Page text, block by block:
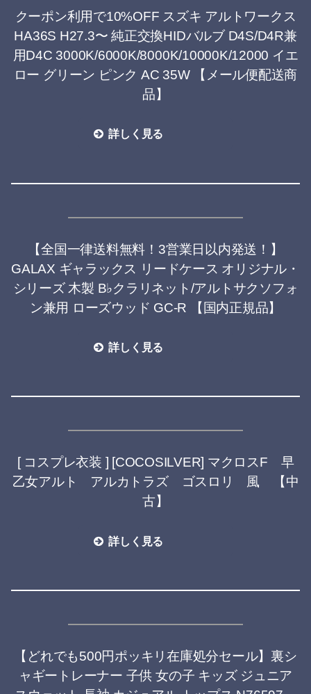
クーポン利用で10%OFF スズキ アルトワークス
HA36S H27.3〜 純正交換HIDバルブ D4S/D4R兼
用D4C 3000K/6000K/8000K/10000K/12000 イエ
ロー グリーン ピンク AC 35W 【メール便配送商
品】
詳しく見る
【全国一律送料無料！3営業日以内発送！】
GALAX ギャラックス リードケース オリジナル・
シリーズ 木製 B♭クラリネット/アルトサクソフォ
ン兼用 ローズウッド GC-R 【国内正規品】
詳しく見る
[ コスプレ衣装 ] [COCOSILVER] マクロスF 早
乙女アルト アルカトラズ ゴスロリ 風 【中
古】
詳しく見る
【どれでも500円ポッキリ在庫処分セール】裏シ
ャギートレーナー 子供 女の子 キッズ ジュニア